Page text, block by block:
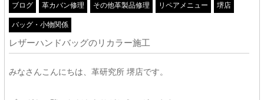
ブログ 革カバン修理 その他革製品修理 リペアメニュー 堺店
バッグ・小物関係
レザーハンドバッグのリカラー施工
みなさんこんにちは、革研究所 堺店です。